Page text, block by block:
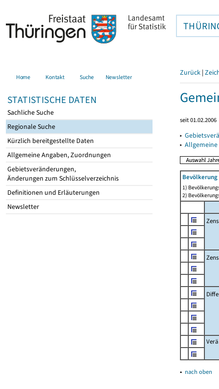
Home Kontakt Suche Newsletter
STATISTISCHE DATEN
Sachliche Suche
Regionale Suche
Kürzlich bereitgestellte Daten
Allgemeine Angaben, Zuordnungen
Gebietsveränderungen,
Änderungen zum Schlüsselverzeichnis
Definitionen und Erläuterungen
Newsletter
Zurück |
seit 01.02.2006
▸
▸
Bevölkerung
1)
2)
▴ nach oben